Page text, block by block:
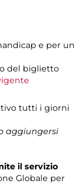
e per un
del biglietto
tutti i giorni
aggiungersi
il servizio
Globale per